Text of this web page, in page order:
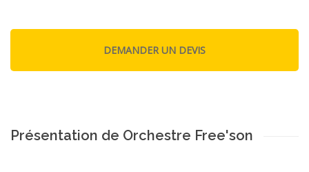
Présentation de Orchestre Free'son